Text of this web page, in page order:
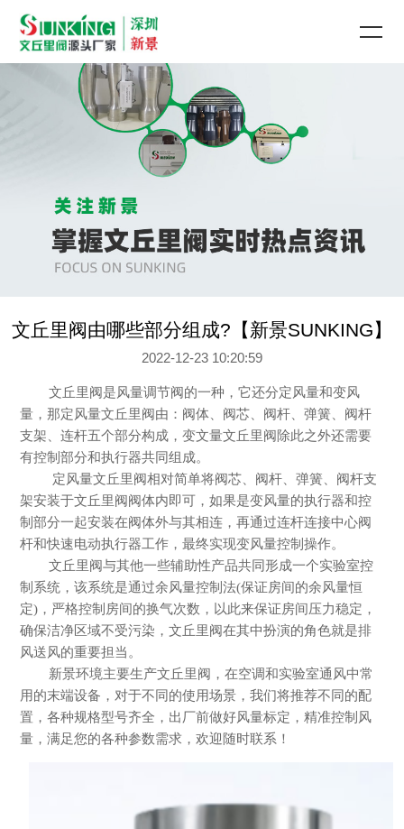
文丘里阀由哪些部分组成?【新景SUNKING】
2022-12-23 10:20:59
文丘里阀是风量调节阀的一种，它还分定风量和变风
量，那定风量文丘里阀由：阀体、阀芯、阀杆、弹簧、阀杆
支架、连杆五个部分构成，变文量文丘里阀除此之外还需要
有控制部分和执行器共同组成。
定风量文丘里阀相对简单将阀芯、阀杆、弹簧、阀杆支
架安装于文丘里阀阀体内即可，如果是变风量的执行器和控
制部分一起安装在阀体外与其相连，再通过连杆连接中心阀
杆和快速电动执行器工作，最终实现变风量控制操作。
文丘里阀与其他一些辅助性产品共同形成一个实验室控
制系统，该系统是通过余风量控制法(保证房间的余风量恒
定)，严格控制房间的换气次数，以此来保证房间压力稳定，
确保洁净区域不受污染，文丘里阀在其中扮演的角色就是排
风送风的重要担当。
新景环境主要生产文丘里阀，在空调和实验室通风中常
用的末端设备，对于不同的使用场景，我们将推荐不同的配
置，各种规格型号齐全，出厂前做好风量标定，精准控制风
量，满足您的各种参数需求，欢迎随时联系！